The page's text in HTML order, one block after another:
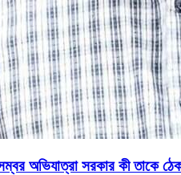
অভিযাত্রা সরকার কী তাকে